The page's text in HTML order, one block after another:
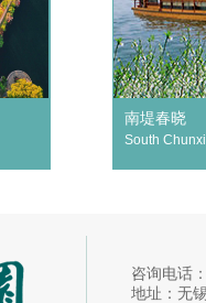
南堤春晓
South
咨询电话
地址：无